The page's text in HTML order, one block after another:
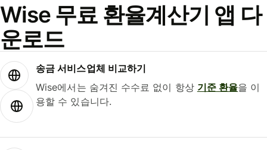
Wise 무료 환율계산기 앱 다
운로드
송금 서비스업체 비교하기
Wise에서는 숨겨진 수수료 없이 항상 기준 환율을 이
용할 수 있습니다.